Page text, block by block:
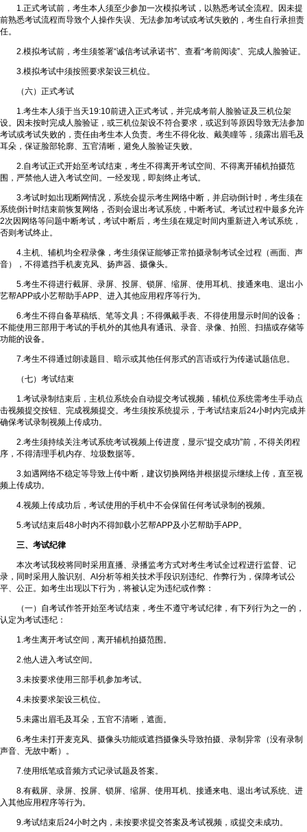
1.正式考试前，考生本人须至少参加一次模拟考试，以熟悉考试全流程。因未提
前熟悉考试流程而导致个人操作失误、无法参加考试或考试失败的，考生自行承担责
任。
2.模拟考试前，考生须签署“诚信考试承诺书”、查看“考前阅读”、完成人脸验证。
3.模拟考试中须按照要求架设三机位。
（六）正式考试
1.考生本人须于当天19:10前进入正式考试，并完成考前人脸验证及三机位架
设。因未按时完成人脸验证，或三机位架设不符合要求，或迟到等原因导致无法参加
考试或考试失败的，责任由考生本人负责。考生不得化妆、戴美瞳等，须露出眉毛及
耳朵，保证脸部轮廓、五官清晰，避免人脸验证失败。
2.自考试正式开始至考试结束，考生不得离开考试空间、不得离开辅机拍摄范
围，严禁他人进入考试空间。一经发现，即刻终止考试。
3.考试时如出现断网情况，系统会提示考生网络中断，并启动倒计时，考生须在
系统倒计时结束前恢复网络，否则会退出考试系统，中断考试。考试过程中最多允许
2次因网络等问题中断考试，考试中断后，考生须在规定时间内重新进入考试系统，
否则考试终止。
4.主机、辅机均全程录像，考生须保证能够正常拍摄录制考试全过程（画面、声
音），不得遮挡手机麦克风、扬声器、摄像头。
5.考生不得进行截屏、录屏、投屏、锁屏、缩屏、使用耳机、接通来电、退出小
艺帮APP或小艺帮助手APP、进入其他应用程序等行为。
6.考生不得自备草稿纸、笔等文具；不得佩戴手表、不得使用显示时间的设备；
不能使用三部用于考试的手机外的其他具有通讯、录音、录像、拍照、扫描或存储等
功能的设备。
7.考生不得通过朗读题目、暗示或其他任何形式的言语或行为传递试题信息。
（七）考试结束
1.考试录制结束后，主机位系统会自动提交考试视频，辅机位系统需考生手动点
击视频提交按钮、完成视频提交。考生须按系统提示，于考试结束后24小时内完成并
确保考试录制视频上传成功。
2.考生须持续关注考试系统考试视频上传进度，显示“提交成功”前，不得关闭程
序，不得清理手机内存、垃圾数据等。
3.如遇网络不稳定等导致上传中断，建议切换网络并根据提示继续上传，直至视
频上传成功。
4.视频上传成功后，考试使用的手机中不会保留任何考试录制的视频。
5.考试结束后48小时内不得卸载小艺帮APP及小艺帮助手APP。
三、考试纪律
本次考试我校将同时采用直播、录播监考方式对考生考试全过程进行监督、记
录，同时采用人脸识别、AI分析等相关技术手段识别违纪、作弊行为，保障考试公
平、公正。如考生出现以下行为，将被认定为违纪或作弊：
（一）自考试作答开始至考试结束，考生不遵守考试纪律，有下列行为之一的，
认定为考试违纪：
1.考生离开考试空间，离开辅机拍摄范围。
2.他人进入考试空间。
3.未按要求使用三部手机参加考试。
4.未按要求架设三机位。
5.未露出眉毛及耳朵，五官不清晰，遮面。
6.考生未打开麦克风、摄像头功能或遮挡摄像头导致拍摄、录制异常（没有录制
声音、无故中断）。
7.使用纸笔或音频方式记录试题及答案。
8.有截屏、录屏、投屏、锁屏、缩屏、使用耳机、接通来电、退出考试系统、进
入其他应用程序等行为。
9.考试结束后24小时之内，未按要求提交答案及考试视频，或提交未成功。